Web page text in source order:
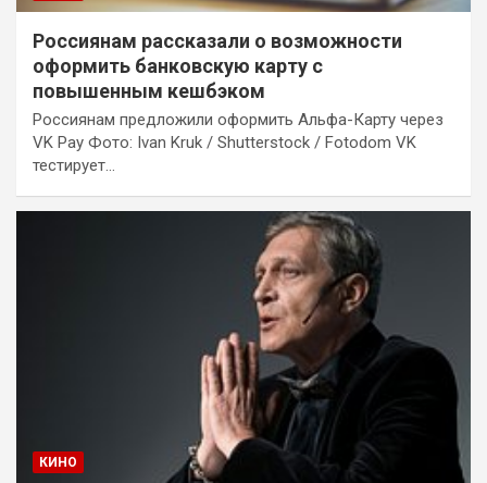
Россиянам рассказали о возможности
оформить банковскую карту с
повышенным кешбэком
Россиянам предложили оформить Альфа-Карту через
VK Pay Фото: Ivan Kruk / Shutterstock / Fotodom VK
тестирует…
КИНО